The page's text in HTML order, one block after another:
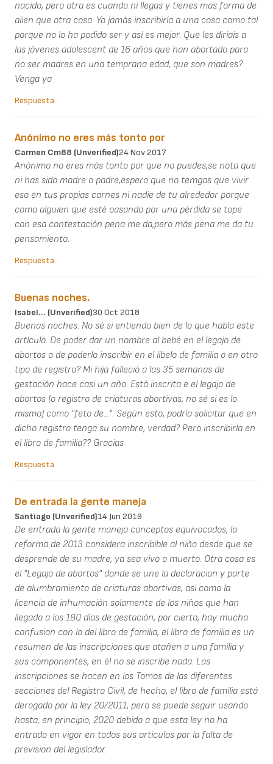
nacido, pero otra es cuando ni llegas y tienes mas forma de
alien que otra cosa. Yo jamás inscribiría a una cosa como tal
porque no lo ha podido ser y así es mejor. Que les diriais a
las jóvenes adolescent de 16 años que han abortado para
no ser madres en una temprana edad, que son madres?
Venga ya
Respuesta
Anónimo no eres más tonto por
Carmen Cm88 (unverified)24 Nov 2017
Anónimo no eres más tonto por que no puedes,se nota que
ni has sido madre o padre,espero que no temgas que vivir
eso en tus propias carnes ni nadie de tu alrededor porque
como alguien que esté oasando por una pérdida se tope
con esa contestación pena me da,pero más pena me da tu
pensamiento.
Respuesta
Buenas noches.
Isabel... (unverified)30 Oct 2018
Buenas noches. No sé si entiendo bien de lo que habla este
artículo. De poder dar un nombre al bebé en el legajo de
abortos o de poderlo inscribir en el libelo de familia o en otro
tipo de registro? Mi hija falleció a las 35 semanas de
gestación hace casi un año. Está inscrita e el legajo de
abortos (o registro de criaturas abortivas, no sé si es lo
mismo) como "feto de...". Según esto, podría solicitar que en
dicho registro tenga su nombre, verdad? Pero inscribirla en
el libro de familia?? Gracias
Respuesta
De entrada la gente maneja
Santiago (unverified)14 Jun 2019
De entrada la gente maneja conceptos equivocados, la
reforma de 2013 considera inscribible al niño desde que se
desprende de su madre, ya sea vivo o muerto. Otra cosa es
el "Legajo de abortos" donde se une la declaracion y parte
de alumbramiento de criaturas abortivas, asi como la
licencia de inhumación solamente de los niños que han
llegado a los 180 días de gestación, por cierto, hay mucha
confusion con lo del libro de familia, el libro de familia es un
resumen de las inscripciones que atañen a una familia y
sus componentes, en él no se inscribe nada. Las
inscripciones se hacen en los Tomos de las diferentes
secciones del Registro Civil, de hecho, el libro de familia está
derogado por la ley 20/2011, pero se puede seguir usando
hasta, en principio, 2020 debido a que esta ley no ha
entrado en vigor en todos sus articulos por la falta de
prevision del legislador.